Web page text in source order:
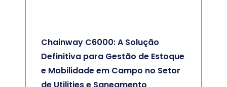
Chainway C6000: A Solução
Definitiva para Gestão de Estoque
e Mobilidade em Campo no Setor